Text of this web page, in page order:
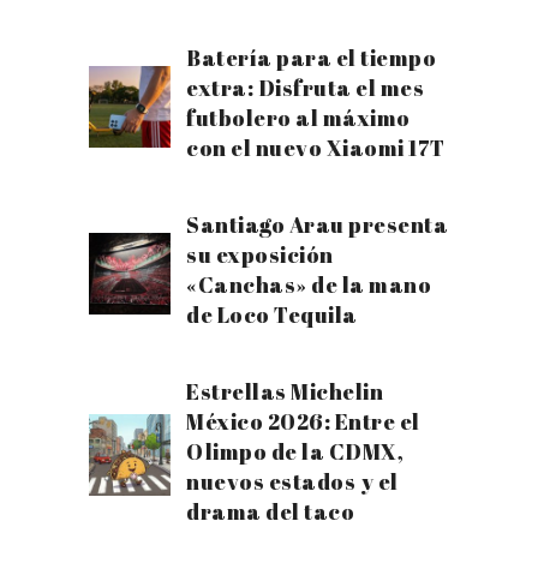
Batería para el tiempo
extra: Disfruta el mes
futbolero al máximo
con el nuevo Xiaomi 17T
Santiago Arau presenta
su exposición
«Canchas» de la mano
de Loco Tequila
Estrellas Michelin
México 2026: Entre el
Olimpo de la CDMX,
nuevos estados y el
drama del taco